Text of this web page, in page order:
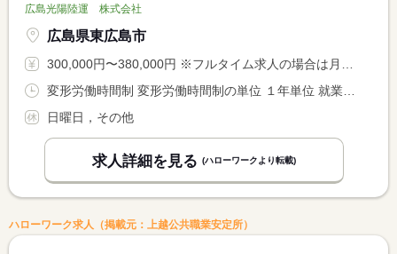
広島光陽陸運 株式会社
広島県東広島市
300,000円〜380,000円 ※フルタイム求人の場合は月額（換算額）、パート求人の場合は時間額を表示しています。
日曜日，その他
求人詳細を見る (ハローワークより転載)
ハローワーク求人（掲載元：上越公共職業安定所）